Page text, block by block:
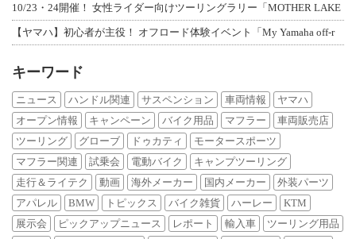
10/23・24開催！ 女性ライダー向けツーリングラリー「MOTHER LAKE
【ヤマハ】初心者が主役！ オフロード体験イベント「My Yamaha off-r
キーワード
ニュース ハンドル関連 サスペンション 車両情報
ヤマハ
オープン情報
キャンペーン バイク用品 マフラー
車両販売店
ツーリング
グローブ ドゥカティ
モータースポーツ
マフラー関連
試乗会 電動バイク
キャンプツーリング
走行＆ライテク
動画 海外メーカー 国内メーカー
外装パーツ
アパレル
BMW トピックス バイク雑貨 ハーレー
KTM
展示会
ピックアップニュース レポート 輸入車
ツーリング用品